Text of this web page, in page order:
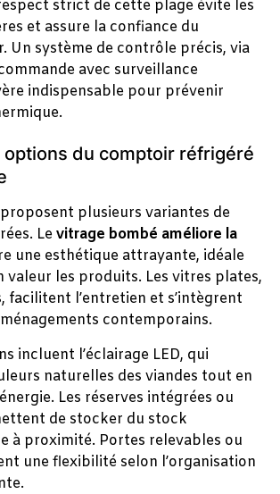
strict de cette plage évite les
et assure la confiance du
Un système de contrôle précis, via
avec surveillance
indispensable pour prévenir
options du comptoir réfrigéré
plusieurs variantes de
Levitrage bombé améliore la
une esthétique attrayante, idéale
valeur les produits. Les vitres plates,
facilitent l’entretien et s’intègrent
contemporains.
incluent l’éclairage LED, qui
naturelles des viandes tout en
Les réserves intégrées ou
de stocker du stock
à proximité. Portes relevables ou
une flexibilité selon l’organisation